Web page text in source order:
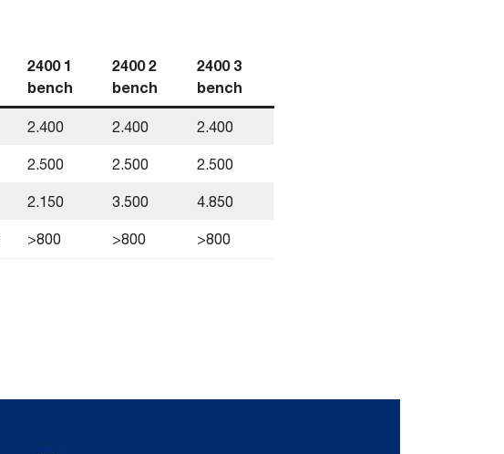
2400 1
bench
2400 2
bench
2400 3
bench
2.400 2.400 2.400
2.500 2.500 2.500
2.150 3.500 4.850
>800 >800 >800